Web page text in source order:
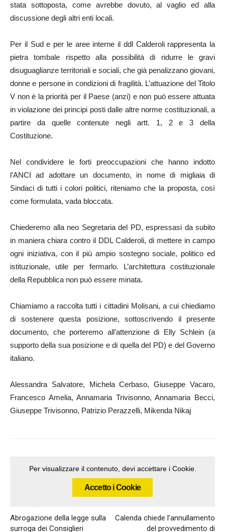
stata sottoposta, come avrebbe dovuto, al vaglio ed alla
discussione degli altri enti locali.
Per il Sud e per le aree interne il ddl Calderoli rappresenta la
pietra tombale rispetto alla possibilità di ridurre le gravi
disuguaglianze territoriali e sociali, che già penalizzano giovani,
donne e persone in condizioni di fragilità. L’attuazione del Titolo
V non è la priorità per il Paese (anzi) e non può essere attuata
in violazione dei principi posti dalle altre norme costituzionali, a
partire da quelle contenute negli artt. 1, 2 e 3 della
Costituzione.
Nel condividere le forti preoccupazioni che hanno indotto
l’ANCI ad adottare un documento, in nome di migliaia di
Sindaci di tutti i colori politici, riteniamo che la proposta, così
come formulata, vada bloccata.
Chiederemo alla neo Segretaria del PD, espressasi da subito
in maniera chiara contro il DDL Calderoli, di mettere in campo
ogni iniziativa, con il più ampio sostegno sociale, politico ed
istituzionale, utile per fermarlo. L’architettura costituzionale
della Repubblica non può essere minata.
Chiamiamo a raccolta tutti i cittadini Molisani, a cui chiediamo
di sostenere questa posizione, sottoscrivendo il presente
documento, che porteremo all’attenzione di Elly Schlein (a
supporto della sua posizione e di quella del PD) e del Governo
italiano.
Alessandra Salvatore, Michela Cerbaso, Giuseppe Vacaro,
Francesco Amelia, Annamaria Trivisonno, Annamaria Becci,
Giuseppe Trivisonno, Patrizio Perazzelli, Mikenda Nikaj
Per visualizzare il contenuto, devi accettare i Cookie.
Accetto i Cookie
Abrogazione della legge sulla
surroga dei Consiglieri
Calenda chiede l’annullamento
del provvedimento di